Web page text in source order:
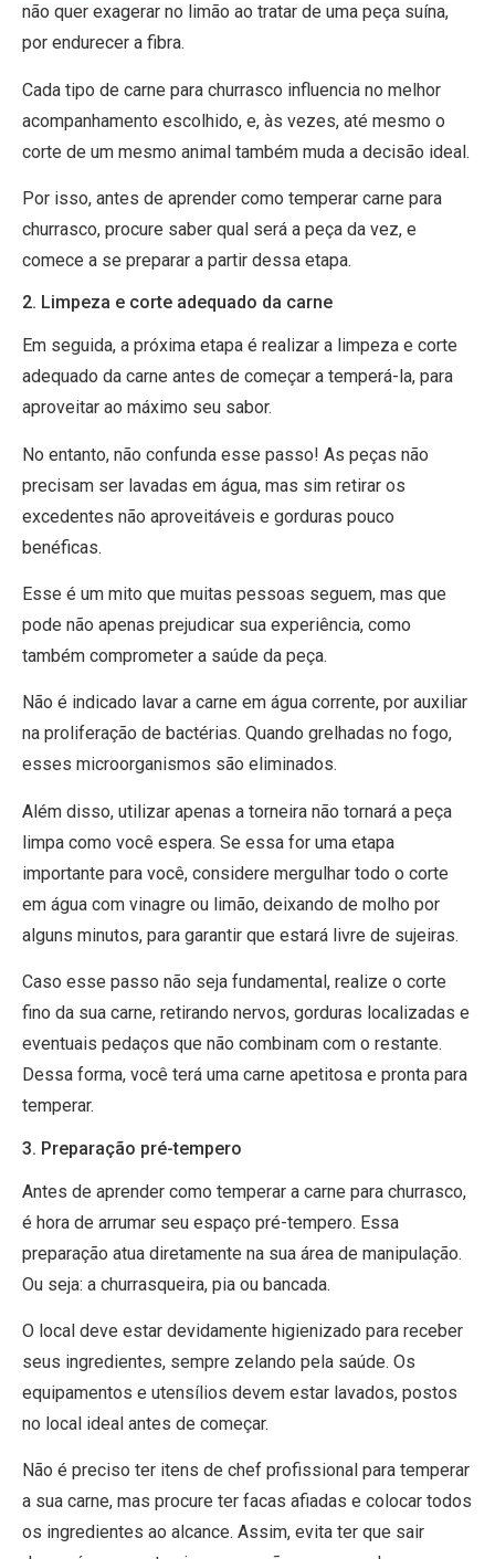
não quer exagerar no limão ao tratar de uma peça suína,
por endurecer a fibra.
Cada tipo de carne para churrasco influencia no melhor
acompanhamento escolhido, e, às vezes, até mesmo o
corte de um mesmo animal também muda a decisão ideal.
Por isso, antes de aprender como temperar carne para
churrasco, procure saber qual será a peça da vez, e
comece a se preparar a partir dessa etapa.
2. Limpeza e corte adequado da carne
Em seguida, a próxima etapa é realizar a limpeza e corte
adequado da carne antes de começar a temperá-la, para
aproveitar ao máximo seu sabor.
No entanto, não confunda esse passo! As peças não
precisam ser lavadas em água, mas sim retirar os
excedentes não aproveitáveis e gorduras pouco
benéficas.
Esse é um mito que muitas pessoas seguem, mas que
pode não apenas prejudicar sua experiência, como
também comprometer a saúde da peça.
Não é indicado lavar a carne em água corrente, por auxiliar
na proliferação de bactérias. Quando grelhadas no fogo,
esses microorganismos são eliminados.
Além disso, utilizar apenas a torneira não tornará a peça
limpa como você espera. Se essa for uma etapa
importante para você, considere mergulhar todo o corte
em água com vinagre ou limão, deixando de molho por
alguns minutos, para garantir que estará livre de sujeiras.
Caso esse passo não seja fundamental, realize o corte
fino da sua carne, retirando nervos, gorduras localizadas e
eventuais pedaços que não combinam com o restante.
Dessa forma, você terá uma carne apetitosa e pronta para
temperar.
3. Preparação pré-tempero
Antes de aprender como temperar a carne para churrasco,
é hora de arrumar seu espaço pré-tempero. Essa
preparação atua diretamente na sua área de manipulação.
Ou seja: a churrasqueira, pia ou bancada.
O local deve estar devidamente higienizado para receber
seus ingredientes, sempre zelando pela saúde. Os
equipamentos e utensílios devem estar lavados, postos
no local ideal antes de começar.
Não é preciso ter itens de chef profissional para temperar
a sua carne, mas procure ter facas afiadas e colocar todos
os ingredientes ao alcance. Assim, evita ter que sair